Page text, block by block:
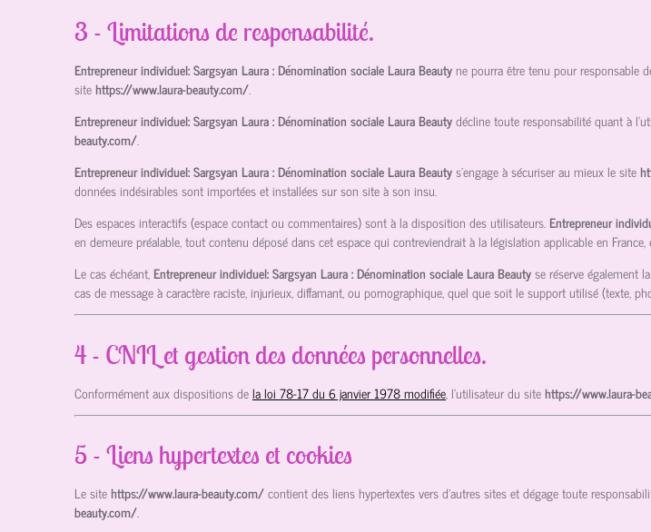
3 - Limitations de responsabilité.
Entrepreneur individuel: Sargsyan Laura : Dénomination sociale Laura Beautyne pourra être tenu pour responsable
sitehttps://www.laura-beauty.com/.
Entrepreneur individuel: Sargsyan Laura : Dénomination sociale Laura Beautydécline toute responsabilité quant à
beauty.com/.
Entrepreneur individuel: Sargsyan Laura : Dénomination sociale Laura Beautys’engage à sécuriser au mieux le site
données indésirables sont importées et installées sur son site à son insu.
Des espaces interactifs (espace contact ou commentaires) sont à la disposition des utilisateurs. Entrepreneur
en demeure préalable, tout contenu déposé dans cet espace qui contreviendrait à la législation applicable en
Le cas échéant, Entrepreneur individuel: Sargsyan Laura : Dénomination sociale Laura Beautyse réserve également
cas de message à caractère raciste, injurieux, diffamant, ou pornographique, quel que soit le support utilisé (texte,
4 - CNIL et gestion des données personnelles.
Conformément aux dispositions dela loi 78-17 du 6 janvier 1978 modifiée, l’utilisateur du sitehttps://www.laura-
5 - Liens hypertextes et cookies
Le sitehttps://www.laura-beauty.com/contient des liens hypertextes vers d’autres sites et dégage toute
beauty.com/.